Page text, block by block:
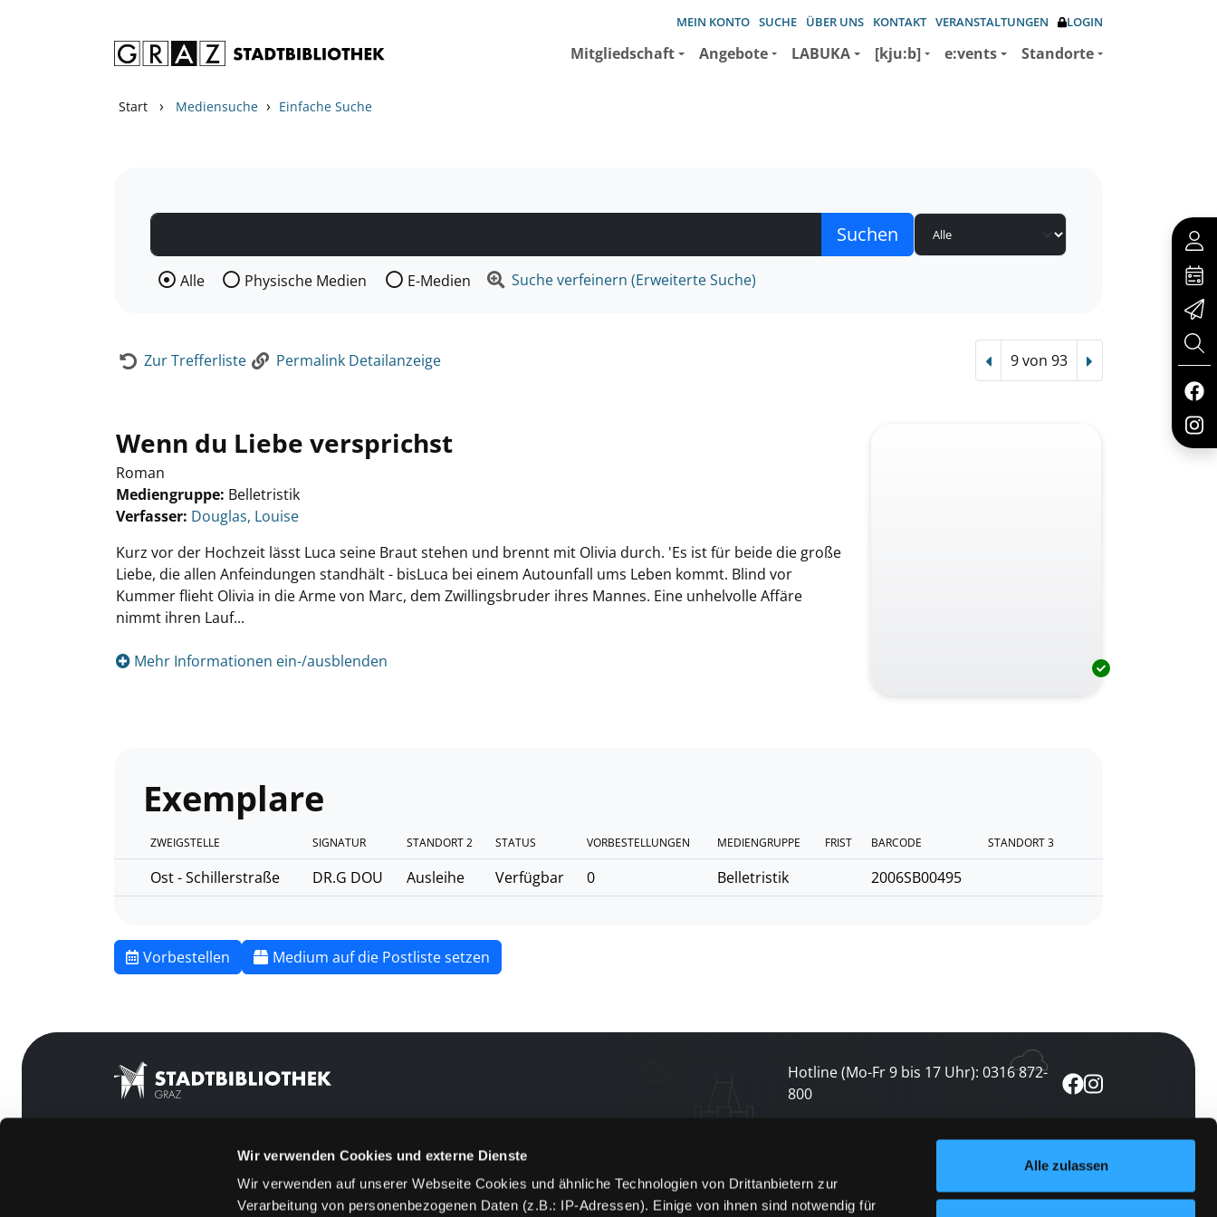
Wir verwenden Cookies und externe Dienste
Wir verwenden auf unserer Webseite Cookies und ähnliche Technologien von Drittanbietern zur
Verarbeitung von personenbezogenen Daten (z.B.: IP-Adressen). Einige von ihnen sind notwendig für
Alle zulassen
MEIN KONTO SUCHE ÜBER UNS KONTAKT VERANSTALTUNGEN LOGIN
Mitgliedschaft Angebote LABUKA [kju:b] e:vents Standorte
Start › Mediensuche › Einfache Suche
Wählen Sie die Medienart nach der Sie suchen wollen.
Alle Physische Medien E-Medien Suche verfeinern (Erweiterte Suche)
Zur Trefferliste Permalink Detailanzeige Vorheriger Treffer
9 von 93 Nächster Treffer
Wenn du Liebe versprichst
Roman
Mediengruppe: Belletristik
Verfasser: Suche nach diesem Verfasser
Douglas, Louise
Kurz vor der Hochzeit lässt Luca seine Braut stehen und brennt mit Olivia durch. 'Es ist für beide die große
Liebe, die allen Anfeindungen standhält - bisLuca bei einem Autounfall ums Leben kommt. Blind vor
Kummer flieht Olivia in die Arme von Marc, dem Zwillingsbruder ihres Mannes. Eine unhelvolle Affäre
nimmt ihren Lauf...
Mehr Informationen ein-/ausblenden
Exemplare
ZWEIGSTELLE SIGNATUR STANDORT 2 STATUS VORBESTELLUNGEN MEDIENGRUPPE FRIST BARCODE STANDORT 3
Ost - Schillerstraße DR.G DOU Ausleihe Verfügbar 0 Belletristik 2006SB00495
Vorbestellen Medium auf die Postliste setzen
Hotline (Mo-Fr 9 bis 17 Uhr): 0316 872-
800
Feedback
Kontakt
Newsletter abonnieren
und keine Veranstaltung verpassen